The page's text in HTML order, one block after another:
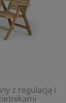
z regulacją i